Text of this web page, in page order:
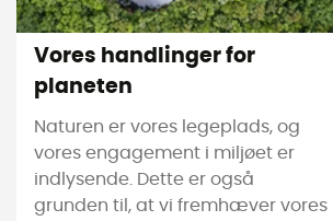
Vores handlinger for
planeten
Naturen er vores legeplads, og
vores engagement i miljøet er
indlysende. Dette er også
grunden til, at vi fremhæver vores